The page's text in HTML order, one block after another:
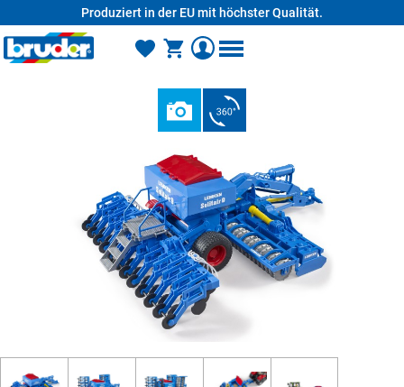
Produziert in der EU mit höchster Qualität.